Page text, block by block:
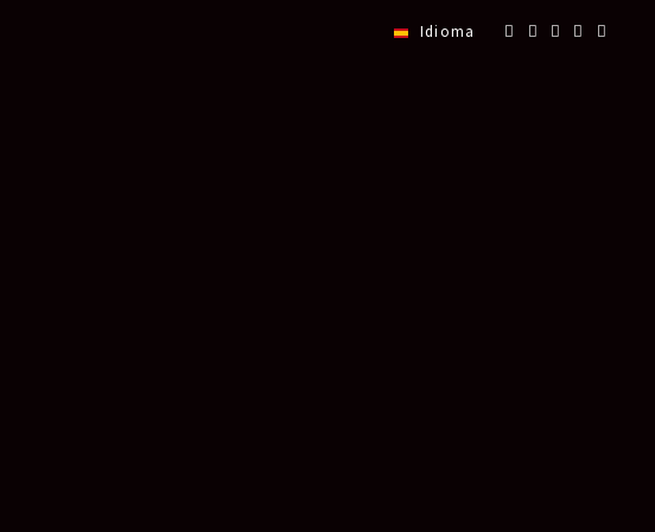
Idioma